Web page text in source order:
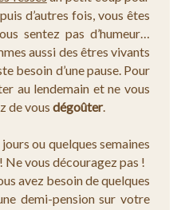
d’autres fois, vous êtes
sentez pas d’humeur…
aussi des êtres vivants
besoin d’une pause. Pour
au lendemain et ne vous
de vous dégoûter.
ou quelques semaines
Ne vous découragez pas !
avez besoin de quelques
demi-pension sur votre